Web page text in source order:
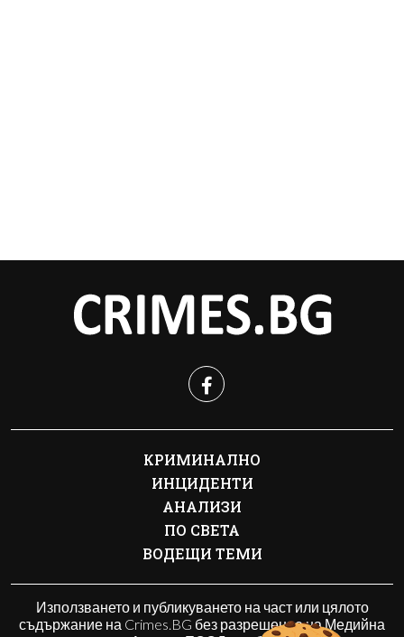
КРИМИНАЛНО
ИНЦИДЕНТИ
АНАЛИЗИ
ПО СВЕТА
ВОДЕЩИ ТЕМИ
Използването и публикуването на част или цялото
съдържание на Crimes.BG без разрешение на Медийна